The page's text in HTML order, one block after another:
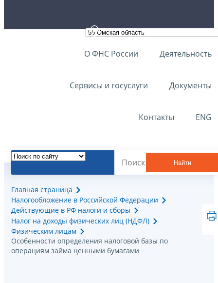
О ФНС России Деятельность
Сервисы и госуслуги Документы
Контакты ENG
Найти
Главная страница
Налогообложение в Российской Федерации
Действующие в РФ налоги и сборы
Налог на доходы физических лиц (НДФЛ)
Физическим лицам
Особенности определения налоговой базы по
операциям займа ценными бумагами